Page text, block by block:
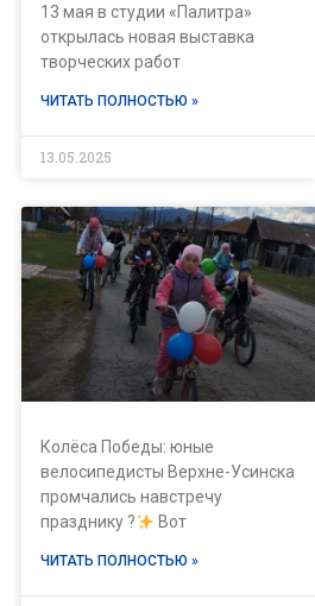
13 мая в студии «Палитра»
открылась новая выставка
творческих работ
ЧИТАТЬ ПОЛНОСТЬЮ »
13.05.2025
Колёса Победы: юные
велосипедисты Верхне-Усинска
промчались навстречу
празднику ?
Вот
ЧИТАТЬ ПОЛНОСТЬЮ »